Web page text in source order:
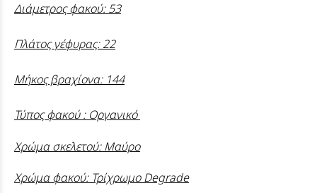
Διάμετρος φακού: 53
Πλάτος γέφυρας: 22
Μήκος βραχίονα: 144
Τύπος φακού : Οργανικό
Χρώμα σκελετού: Μαύρο
Χρώμα φακού: Τρίχρωμο Degrade